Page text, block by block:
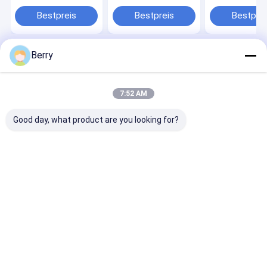
Stahltransparente
Außen-
Bestpreis Bestpreis
Tanke
Sitemap
Datenschutzrichtlinie
Ausziehbare MarkiseChina Fabrik.Copyright © 2026 DM
AWNING SOLUTION CO., LIMITED. All Rights Reserved.
Berry
7:52 AM
Good day, what product are you looking for?